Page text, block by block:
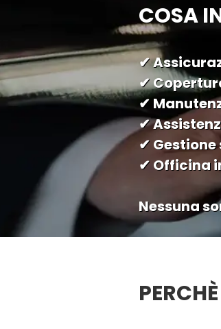
COSA
✔
✔
✔
✔
✔
✔ Officina
Nessuna